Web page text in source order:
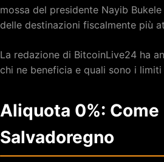
mossa del presidente Nayib
delle destinazioni fiscalmente più
La redazione di BitcoinLive24 ha
chi ne beneficia e quali sono i
Aliquota 0%:
Salvadoregno